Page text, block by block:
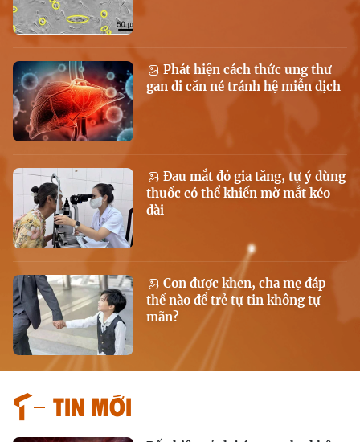
Phát hiện cách thức ung thư
gan di căn né tránh hệ miễn dịch
Đau mắt đỏ gia tăng, tự ý dùng
thuốc có thể khiến mờ mắt kéo
dài
Con được khen, cha mẹ đáp
thế nào để trẻ tự tin không tự
mãn?
Tin mới